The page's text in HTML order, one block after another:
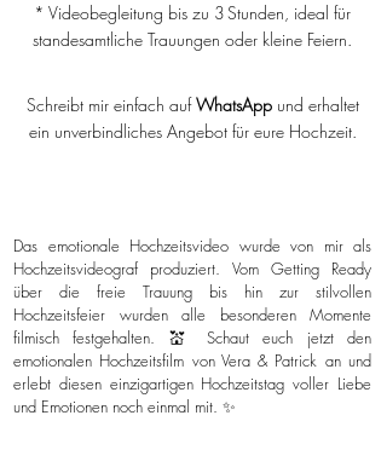
* Videobegleitung bis zu 3 Stunden, ideal für
standesamtliche Trauungen oder kleine Feiern.
Schreibt mir einfach aufWhatsAppund erhaltet
ein unverbindliches Angebot für eure Hochzeit.
Das emotionale Hochzeitsvideo wurde von mir als
Hochzeitsvideograf produziert. Vom Getting Ready
über die freie Trauung bis hin zur stilvollen
Hochzeitsfeier wurden alle besonderen Momente
filmisch festgehalten. 💒 Schaut euch jetzt den
emotionalen Hochzeitsfilm von Vera & Patrick an und
erlebt diesen einzigartigen Hochzeitstag voller Liebe
und Emotionen noch einmal mit. ✨